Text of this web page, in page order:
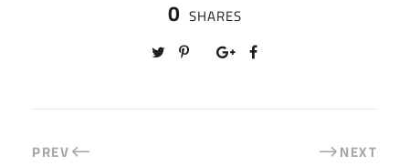
0 SHARES
PREV NEXT